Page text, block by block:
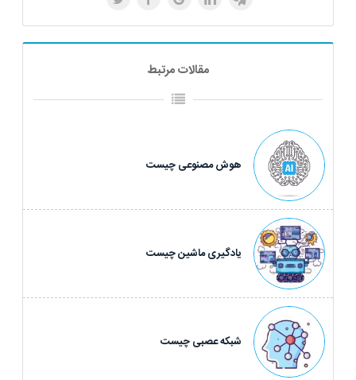
مقالات مرتبط
هوش مصنوعی چیست
یادگیری ماشین چیست
شبکه عصبی چیست